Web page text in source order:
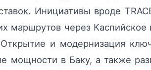
Инициативы вроде
маршрутов через Каспийское
Открытие и модернизация
мощности в Баку, а также